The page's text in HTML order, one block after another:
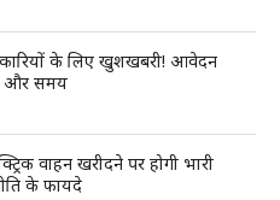
के लिए खुशखबरी! आवेदन
और समय
वाहन खरीदने पर होगी भारी
के फायदे